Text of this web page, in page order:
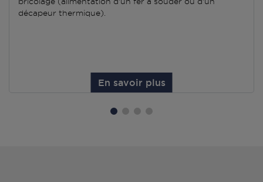
décapeur thermique).
En savoir plus